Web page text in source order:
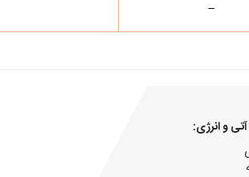
و انرژی: